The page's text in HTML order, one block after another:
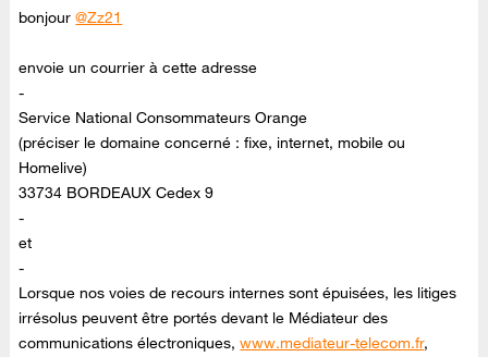
bonjour@Zz21
envoie un courrier à cette adresse
-
Service National Consommateurs Orange
(préciser le domaine concerné : fixe, internet, mobile ou
Homelive)
33734 BORDEAUX Cedex 9
-
et
-
Lorsque nos voies de recours internes sont épuisées, les litiges
irrésolus peuvent être portés devant le Médiateur des
communications électroniques,www.mediateur-telecom.fr,